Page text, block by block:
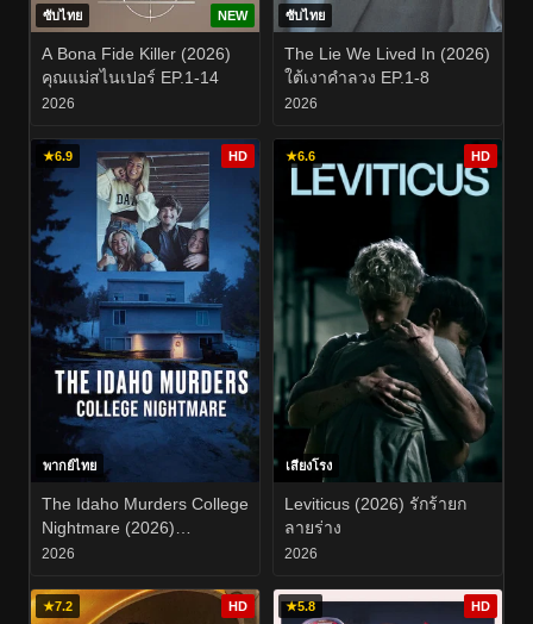
ซับไทย NEW
A Bona Fide Killer (2026)
คุณแม่สไนเปอร์ EP.1-14
2026
ซับไทย
The Lie We Lived In (2026)
ใต้เงาคำลวง EP.1-8
2026
★6.9 HD
พากย์ไทย
The Idaho Murders College
Nightmare (2026)
ฆาตกรรมในไอดาโฮ ฝัน
3
2026
★6.6 HD
เสียงโรง
Leviticus (2026) รักร้ายก
ลายร่าง
2026
★7.2 HD ★5.8 HD